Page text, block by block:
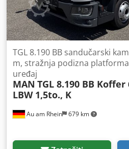
Au am Rhein 679 km
TGL 8.190 BB sandučarski
m, stražnja podizna
uređaj
MAN TGL 8.190 BB Koffer
LBW 1,5to., K